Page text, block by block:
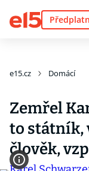
e15.cz Domácí
Zemřel
to státník,
člověk,